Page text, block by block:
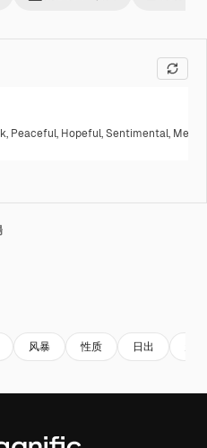
, Peaceful, Hopeful,Sentimental,
风暴 性质 日出